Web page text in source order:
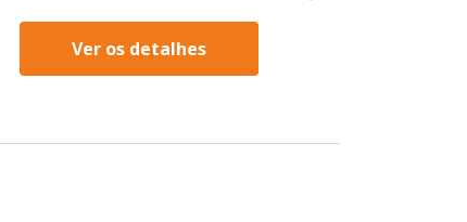
Ver os detalhes